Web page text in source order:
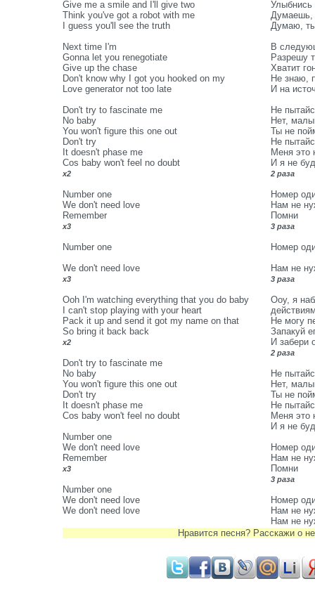
Give me a smile and I'll give two
Think you've got a robot with me
I guess you'll see the truth
Next time I'm
Gonna let you renegotiate
Give up the chase
Don't know why I got you hooked on my
Love generator not too late
Don't try to fascinate me
No baby
You won't figure this one out
Don't try
It doesn't phase me
Cos baby won't feel no doubt
x2
Number one
We don't need love
Remember
x3
Number one
We don't need love
x3
Ooh I'm watching everything that you do baby
I can't stop playing with your heart
Pack it up and send it got my name on that
So bring it back back
x2
Don't try to fascinate me
No baby
You won't figure this one out
Don't try
It doesn't phase me
Cos baby won't feel no doubt
Number one
We don't need love
Remember
x3
Number one
We don't need love
We don't need love
Думаешь,
Думаю,
В
Разрешу
Хватит
Не знаю,
И на
Не
Нет,
Ты не
Не
Меня это
И я не
2 раза
Номер
Нам не
Помни
3 раза
Номер
Нам не
3 раза
Ооу, я
Не могу
Запакуй
И забери
2 раза
Не
Нет,
Ты не
Не
Меня это
И я не
Номер
Нам не
Помни
3 раза
Номер
Нам не
Нам не
Нравится песня? Расскажи о